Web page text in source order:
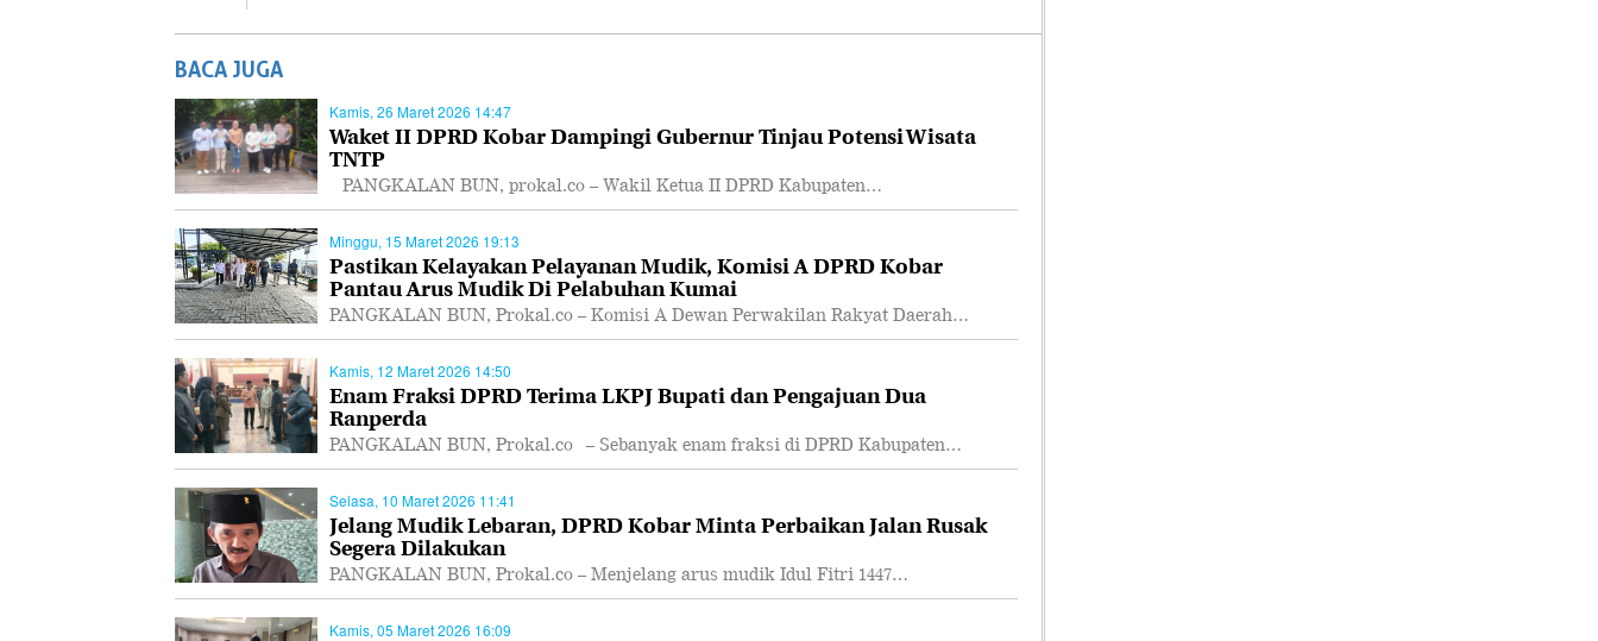
BACA JUGA
Kamis, 26 Maret 2026 14:47
Waket II DPRD Kobar Dampingi Gubernur Tinjau Potensi Wisata
TNTP
PANGKALAN BUN, prokal.co – Wakil Ketua II DPRD Kabupaten…
Minggu, 15 Maret 2026 19:13
Pastikan Kelayakan Pelayanan Mudik, Komisi A DPRD Kobar
Pantau Arus Mudik Di Pelabuhan Kumai
PANGKALAN BUN, Prokal.co – Komisi A Dewan Perwakilan Rakyat Daerah…
Kamis, 12 Maret 2026 14:50
Enam Fraksi DPRD Terima LKPJ Bupati dan Pengajuan Dua
Ranperda
PANGKALAN BUN, Prokal.co – Sebanyak enam fraksi di DPRD Kabupaten…
Selasa, 10 Maret 2026 11:41
Jelang Mudik Lebaran, DPRD Kobar Minta Perbaikan Jalan Rusak
Segera Dilakukan
PANGKALAN BUN, Prokal.co – Menjelang arus mudik Idul Fitri 1447…
Kamis, 05 Maret 2026 16:09